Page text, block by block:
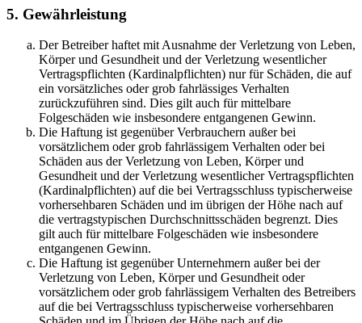
5. Gewährleistung
Der Betreiber haftet mit Ausnahme der Verletzung von Leben,
Körper und Gesundheit und der Verletzung wesentlicher
Vertragspflichten (Kardinalpflichten) nur für Schäden, die auf
ein vorsätzliches oder grob fahrlässiges Verhalten
zurückzuführen sind. Dies gilt auch für mittelbare
Folgeschäden wie insbesondere entgangenen Gewinn.
Die Haftung ist gegenüber Verbrauchern außer bei
vorsätzlichem oder grob fahrlässigem Verhalten oder bei
Schäden aus der Verletzung von Leben, Körper und
Gesundheit und der Verletzung wesentlicher Vertragspflichten
(Kardinalpflichten) auf die bei Vertragsschluss typischerweise
vorhersehbaren Schäden und im übrigen der Höhe nach auf
die vertragstypischen Durchschnittsschäden begrenzt. Dies
gilt auch für mittelbare Folgeschäden wie insbesondere
entgangenen Gewinn.
Die Haftung ist gegenüber Unternehmern außer bei der
Verletzung von Leben, Körper und Gesundheit oder
vorsätzlichem oder grob fahrlässigem Verhalten des Betreibers
auf die bei Vertragsschluss typischerweise vorhersehbaren